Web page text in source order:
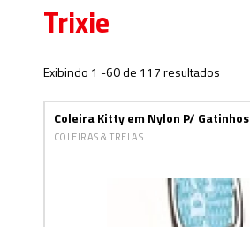
Trixie
Exibindo 1 -60 de 117 resultados
Coleira Kitty em Nylon P/ Gatinhos
COLEIRAS & TRELAS